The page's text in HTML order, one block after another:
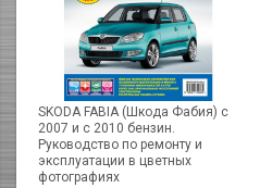
SKODA FABIA (Шкода Фабия) с
2007 и с 2010 бензин.
Руководство по ремонту и
эксплуатации в цветных
фотографиях